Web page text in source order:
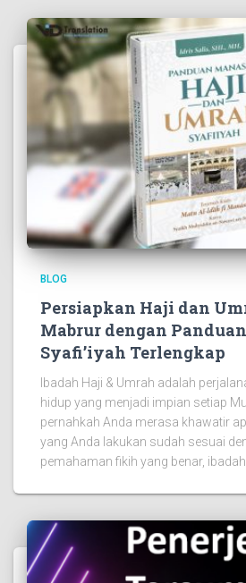
BLOG
Persiapkan Haji dan
Mabrur dengan
Syafi’iyah Terlengkap
Ibadah Haji & Umrah adalah
hidup yang menjadi impian setiap
pernahkah Anda merasa khawatir
yang Anda lakukan sudah sesuai
pemahaman fikih yang benar, ibadah